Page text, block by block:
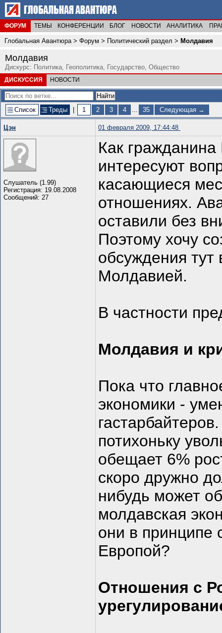
ФОРУМ ТЕМЫ КОНФЕРЕНЦИИ БЛОГ НОВОСТИ АНАЛИТИКА
Глобальная Авантюра> Форум > Политический раздел > Молдавия
Молдавия
Дискурс: Политика, Геополитика, Государство, Общество
ДИСКУССИЯ НОВОСТИ
Список Треды 1 2 3 4 ... 35 Следующая →
Цэн 01 февраля 2009, 17:44:48
Слушатель (1.99)
Регистрация: 19.08.2008
Сообщений: 27
Как
интересуют
касающиеся
отношениях.
оставили без
Поэтому хочу
обсуждения тут
Молдавией.
В частности
Молдавия и
Пока что
экономики -
потихоньку
обещает 6%
скоро дружно
нибудь может
молдавская
они в принципе
Европой?
Отношения с